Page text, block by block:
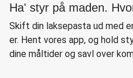
Ha' styr på maden.
Skift din laksepasta ud med
er. Hent vores app, og hold
dine måltider og savl over